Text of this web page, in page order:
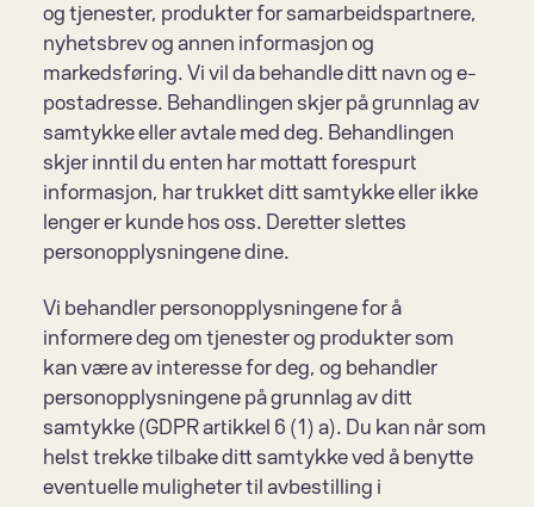
og tjenester, produkter for samarbeidspartnere,
nyhetsbrev og annen informasjon og
markedsføring. Vi vil da behandle ditt navn og e-
postadresse. Behandlingen skjer på grunnlag av
samtykke eller avtale med deg. Behandlingen
skjer inntil du enten har mottatt forespurt
informasjon, har trukket ditt samtykke eller ikke
lenger er kunde hos oss. Deretter slettes
personopplysningene dine.
Vi behandler personopplysningene for å
informere deg om tjenester og produkter som
kan være av interesse for deg, og behandler
personopplysningene på grunnlag av ditt
samtykke (GDPR artikkel 6 (1) a). Du kan når som
helst trekke tilbake ditt samtykke ved å benytte
eventuelle muligheter til avbestilling i